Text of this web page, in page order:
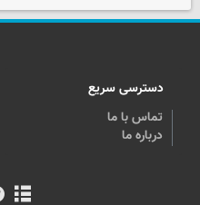
دسترسی سریع
تماس با ما
درباره ما